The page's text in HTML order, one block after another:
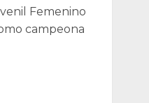
Femenino
campeona